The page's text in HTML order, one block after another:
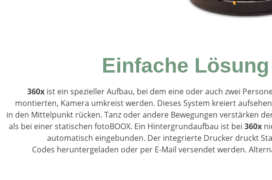
Einfache
360xist ein spezieller Aufbau, bei dem eine oder auch zwei
montierten, Kamera umkreist werden. Dieses System kreiert
in den Mittelpunkt rücken. Tanz oder andere Bewegungen verstärken
als bei einer statischen fotoBOOX. Ein Hintergrundaufbau ist bei 360x
automatisch eingebunden. Der integrierte Drucker druckt
Codes heruntergeladen oder per E-Mail versendet werden.